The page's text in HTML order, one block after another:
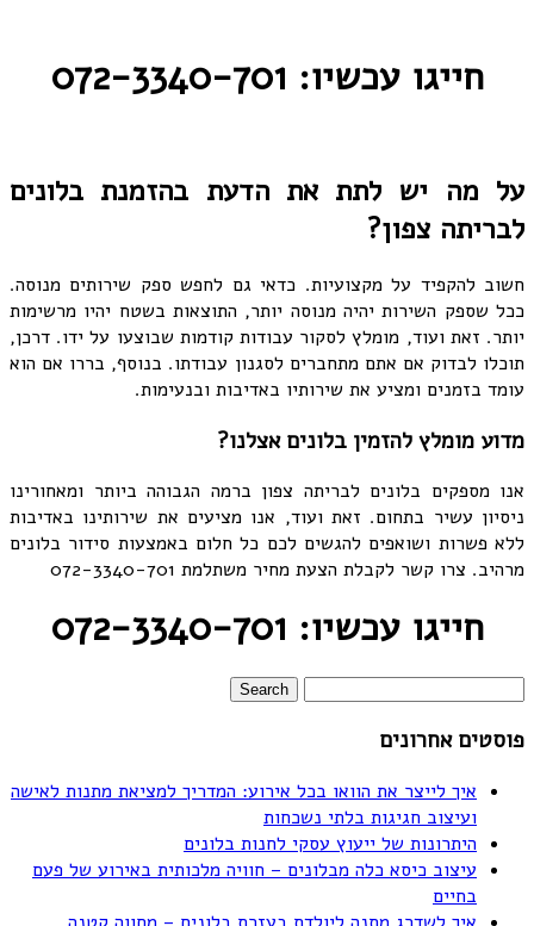
חייגו עכשיו: 072-3340-701
על מה יש לתת את הדעת בהזמנת בלונים
לבריתה צפון?
חשוב להקפיד על מקצועיות. כדאי גם לחפש ספק שירותים מנוסה.
ככל שספק השירות יהיה מנוסה יותר, התוצאות בשטח יהיו מרשימות
יותר. זאת ועוד, מומלץ לסקור עבודות קודמות שבוצעו על ידו. דרכן,
תוכלו לבדוק אם אתם מתחברים לסגנון עבודתו. בנוסף, בררו אם הוא
עומד בזמנים ומציע את שירותיו באדיבות ובנעימות.
מדוע מומלץ להזמין בלונים אצלנו?
אנו מספקים בלונים לבריתה צפון ברמה הגבוהה ביותר ומאחורינו
ניסיון עשיר בתחום. זאת ועוד, אנו מציעים את שירותינו באדיבות
ללא פשרות ושואפים להגשים לכם כל חלום באמצעות סידור בלונים
מרהיב. צרו קשר לקבלת הצעת מחיר משתלמת 072-3340-701
חייגו עכשיו: 072-3340-701
פוסטים אחרונים
איך לייצר את הוואו בכל אירוע: המדריך למציאת מתנות לאישה
ועיצוב חגיגות בלתי נשכחות
היתרונות של ייעוץ עסקי לחנות בלונים
עיצוב כיסא כלה מבלונים – חוויה מלכותית באירוע של פעם
בחיים